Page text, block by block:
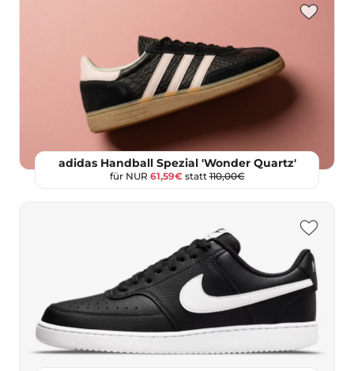
adidas Handball Spezial 'Wonder Quartz'
für NUR 61,59€statt110,00€